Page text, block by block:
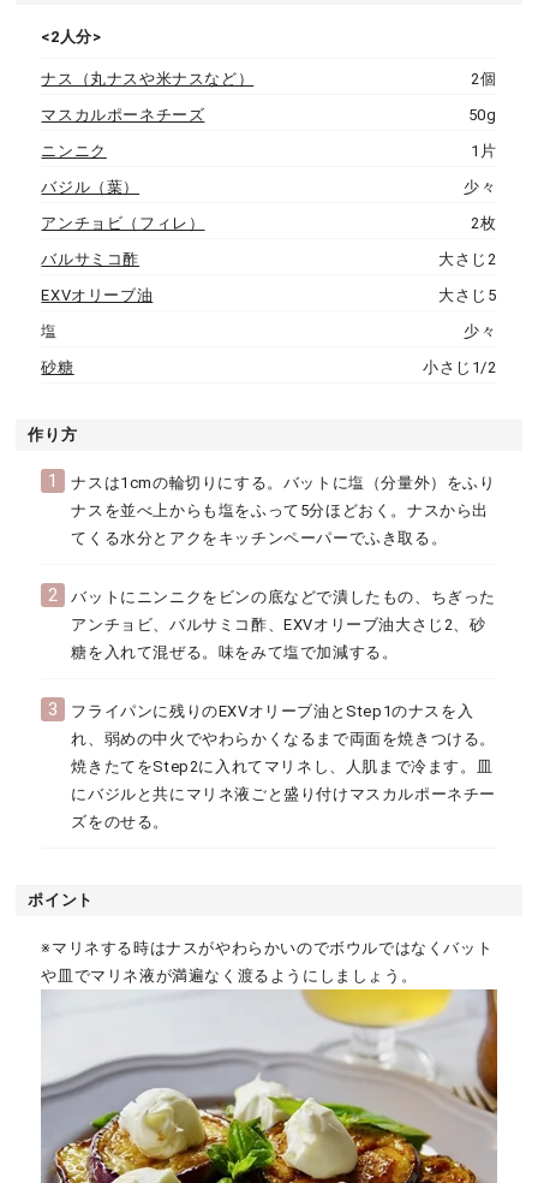
<2人分>
ナス（丸ナスや米ナスなど）
2個
マスカルポーネチーズ
50g
ニンニク
1片
バジル（葉）
少々
アンチョビ（フィレ）
2枚
バルサミコ酢
大さじ2
EXVオリーブ油
大さじ5
塩
少々
砂糖
小さじ1/2
作り方
1
ナスは1cmの輪切りにする。バットに塩（分量外）をふり
ナスを並べ上からも塩をふって5分ほどおく。ナスから出
てくる水分とアクをキッチンペーパーでふき取る。
2
バットにニンニクをビンの底などで潰したもの、ちぎった
アンチョビ、バルサミコ酢、EXVオリーブ油大さじ2、砂
糖を入れて混ぜる。味をみて塩で加減する。
3
フライパンに残りのEXVオリーブ油とStep1のナスを入
れ、弱めの中火でやわらかくなるまで両面を焼きつける。
焼きたてをStep2に入れてマリネし、人肌まで冷ます。皿
にバジルと共にマリネ液ごと盛り付けマスカルポーネチー
ズをのせる。
ポイント
※マリネする時はナスがやわらかいのでボウルではなくバット
や皿でマリネ液が満遍なく渡るようにしましょう。